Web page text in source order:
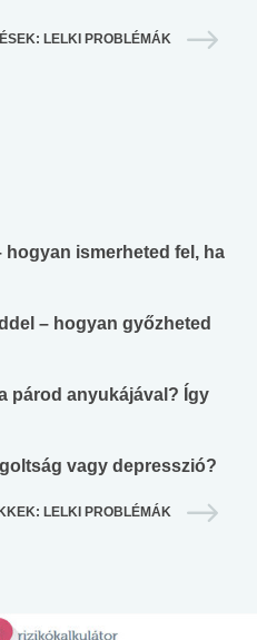
LELKI PROBLÉMÁK
ismerheted fel, ha
– hogyan győzheted
párod anyukájával? Így
vagy depresszió?
LELKI PROBLÉMÁK